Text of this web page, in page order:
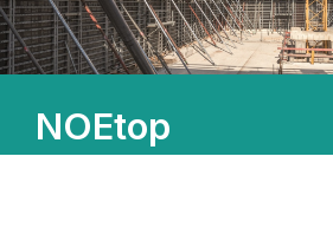
NOEtop